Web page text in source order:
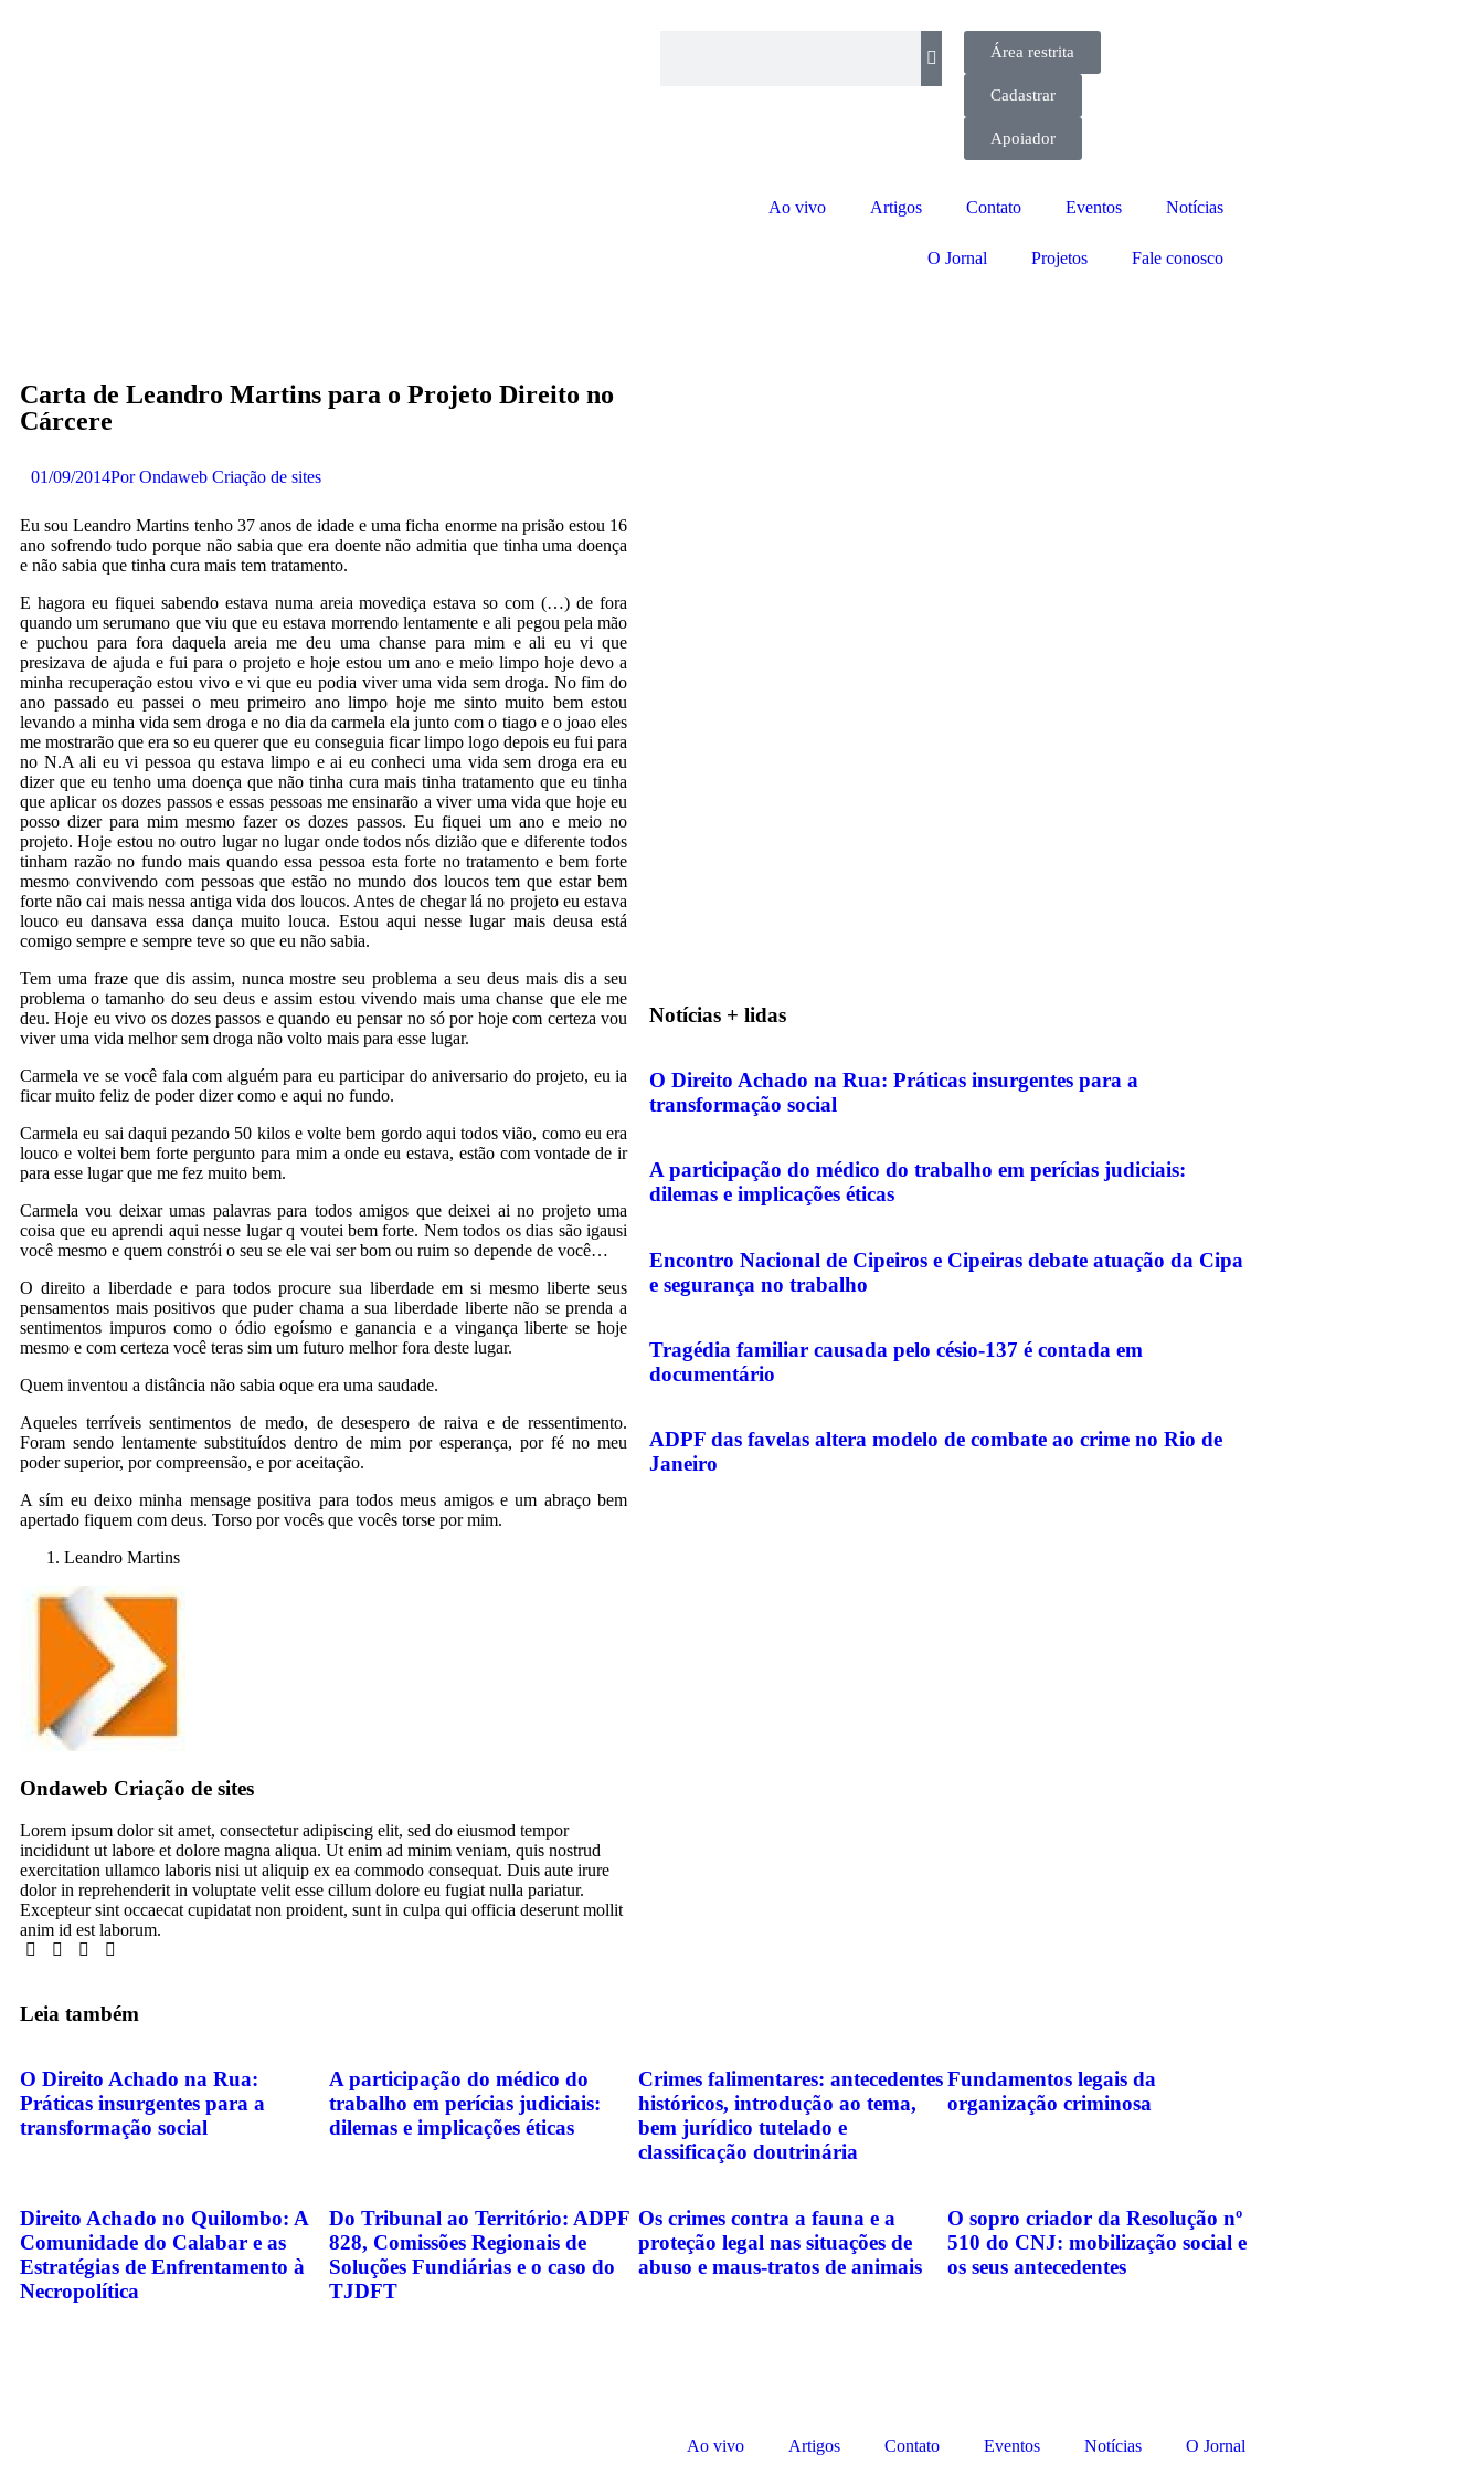
Área restrita
Cadastrar
Apoiador
Ao vivo Artigos Contato Eventos Notícias
O Jornal Projetos Fale conosco
Carta de Leandro Martins para o Projeto Direito no
Cárcere
01/09/2014PorOndaweb Criação de sites
Eu sou Leandro Martins tenho 37 anos de idade e uma ficha enorme na prisão estou 16
ano sofrendo tudo porque não sabia que era doente não admitia que tinha uma doença
e não sabia que tinha cura mais tem tratamento.
E hagora eu fiquei sabendo estava numa areia movediça estava so com (…) de fora
quando um serumano que viu que eu estava morrendo lentamente e ali pegou pela mão
e puchou para fora daquela areia me deu uma chanse para mim e ali eu vi que
presizava de ajuda e fui para o projeto e hoje estou um ano e meio limpo hoje devo a
minha recuperação estou vivo e vi que eu podia viver uma vida sem droga. No fim do
ano passado eu passei o meu primeiro ano limpo hoje me sinto muito bem estou
levando a minha vida sem droga e no dia da carmela ela junto com o tiago e o joao eles
me mostrarão que era so eu querer que eu conseguia ficar limpo logo depois eu fui para
no N.A ali eu vi pessoa qu estava limpo e ai eu conheci uma vida sem droga era eu
dizer que eu tenho uma doença que não tinha cura mais tinha tratamento que eu tinha
que aplicar os dozes passos e essas pessoas me ensinarão a viver uma vida que hoje eu
posso dizer para mim mesmo fazer os dozes passos. Eu fiquei um ano e meio no
projeto. Hoje estou no outro lugar no lugar onde todos nós dizião que e diferente todos
tinham razão no fundo mais quando essa pessoa esta forte no tratamento e bem forte
mesmo convivendo com pessoas que estão no mundo dos loucos tem que estar bem
forte não cai mais nessa antiga vida dos loucos. Antes de chegar lá no projeto eu estava
louco eu dansava essa dança muito louca. Estou aqui nesse lugar mais deusa está
comigo sempre e sempre teve so que eu não sabia.
Tem uma fraze que dis assim, nunca mostre seu problema a seu deus mais dis a seu
problema o tamanho do seu deus e assim estou vivendo mais uma chanse que ele me
deu. Hoje eu vivo os dozes passos e quando eu pensar no só por hoje com certeza vou
viver uma vida melhor sem droga não volto mais para esse lugar.
Carmela ve se você fala com alguém para eu participar do aniversario do projeto, eu ia
ficar muito feliz de poder dizer como e aqui no fundo.
Carmela eu sai daqui pezando 50 kilos e volte bem gordo aqui todos vião, como eu era
louco e voltei bem forte pergunto para mim a onde eu estava, estão com vontade de ir
para esse lugar que me fez muito bem.
Carmela vou deixar umas palavras para todos amigos que deixei ai no projeto uma
coisa que eu aprendi aqui nesse lugar q voutei bem forte. Nem todos os dias são igausi
você mesmo e quem constrói o seu se ele vai ser bom ou ruim so depende de você…
O direito a liberdade e para todos procure sua liberdade em si mesmo liberte seus
pensamentos mais positivos que puder chama a sua liberdade liberte não se prenda a
sentimentos impuros como o ódio egoísmo e ganancia e a vingança liberte se hoje
mesmo e com certeza você teras sim um futuro melhor fora deste lugar.
Quem inventou a distância não sabia oque era uma saudade.
Aqueles terríveis sentimentos de medo, de desespero de raiva e de ressentimento.
Foram sendo lentamente substituídos dentro de mim por esperança, por fé no meu
poder superior, por compreensão, e por aceitação.
A sím eu deixo minha mensage positiva para todos meus amigos e um abraço bem
apertado fiquem com deus. Torso por vocês que vocês torse por mim.
Leandro Martins
Ondaweb Criação de sites
Lorem ipsum dolor sit amet, consectetur adipiscing elit, sed do eiusmod tempor
incididunt ut labore et dolore magna aliqua. Ut enim ad minim veniam, quis nostrud
exercitation ullamco laboris nisi ut aliquip ex ea commodo consequat. Duis aute irure
dolor in reprehenderit in voluptate velit esse cillum dolore eu fugiat nulla pariatur.
Excepteur sint occaecat cupidatat non proident, sunt in culpa qui officia deserunt mollit
anim id est laborum.
Notícias + lidas
O Direito Achado na Rua: Práticas insurgentes para a
transformação social
A participação do médico do trabalho em perícias judiciais:
dilemas e implicações éticas
Encontro Nacional de Cipeiros e Cipeiras debate atuação da Cipa
e segurança no trabalho
Tragédia familiar causada pelo césio-137 é contada em
documentário
ADPF das favelas altera modelo de combate ao crime no Rio de
Janeiro
Leia também
O Direito Achado na Rua:
Práticas insurgentes para a
transformação social
A participação do médico do
trabalho em perícias judiciais:
dilemas e implicações éticas
Crimes falimentares: antecedentes
históricos, introdução ao tema,
bem jurídico tutelado e
classificação doutrinária
Fundamentos legais da
organização criminosa
Direito Achado no Quilombo: A
Comunidade do Calabar e as
Estratégias de Enfrentamento à
Necropolítica
Do Tribunal ao Território: ADPF
828, Comissões Regionais de
Soluções Fundiárias e o caso do
TJDFT
Os crimes contra a fauna e a
proteção legal nas situações de
abuso e maus-tratos de animais
O sopro criador da Resolução nº
510 do CNJ: mobilização social e
os seus antecedentes
Ao vivo Artigos Contato Eventos Notícias O Jornal